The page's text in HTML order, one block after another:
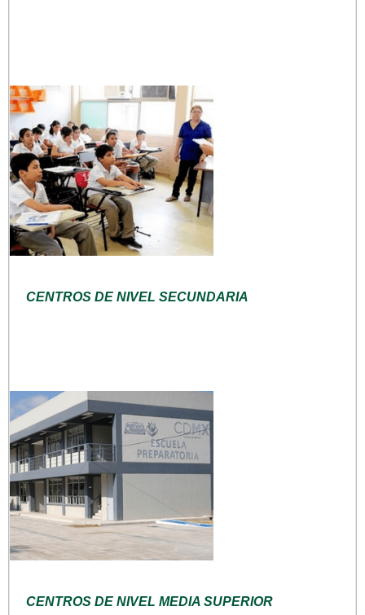
CENTROS DE NIVEL SECUNDARIA
CENTROS DE NIVEL MEDIA SUPERIOR